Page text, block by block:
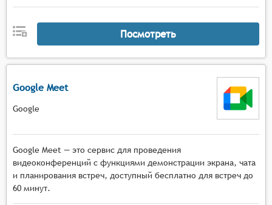
Посмотреть
Google Meet
Google
Google Meet — это сервис для проведения
видеоконференций с функциями демонстрации экрана, чата
и планирования встреч, доступный бесплатно для встреч до
60 минут.